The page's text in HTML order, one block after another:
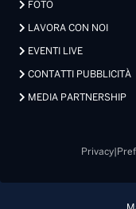
FOTO
LAVORA CON NOI
EVENTI LIVE
CONTATTI PUBBLICITÀ
MEDIA PARTNERSHIP
Privacy|